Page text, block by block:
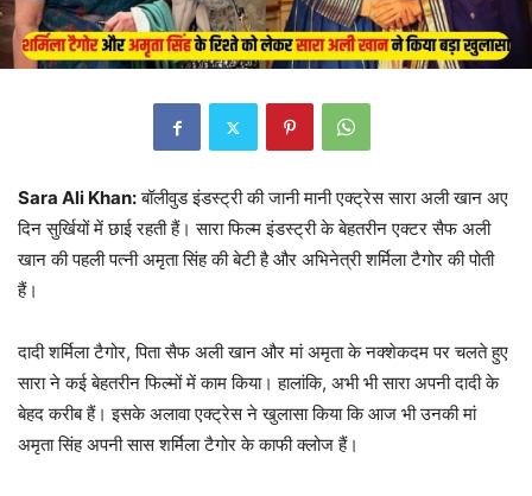
Sara Ali Khan:बॉलीवुड इंडस्ट्री की जानी मानी एक्ट्रेस सारा अली खान अए
दिन सुर्खियों में छाई रहती हैं। सारा फिल्म इंडस्ट्री के बेहतरीन एक्टर सैफ अली
खान की पहली पत्नी अमृता सिंह की बेटी है और अभिनेत्री शर्मिला टैगोर की पोती
हैं।
दादी शर्मिला टैगोर, पिता सैफ अली खान और मां अमृता के नक्शेकदम पर चलते हुए
सारा ने कई बेहतरीन फिल्मों में काम किया। हालांकि, अभी भी सारा अपनी दादी के
बेहद करीब हैं। इसके अलावा एक्ट्रेस ने खुलासा किया कि आज भी उनकी मां
अमृता सिंह अपनी सास शर्मिला टैगोर के काफी क्लोज हैं।